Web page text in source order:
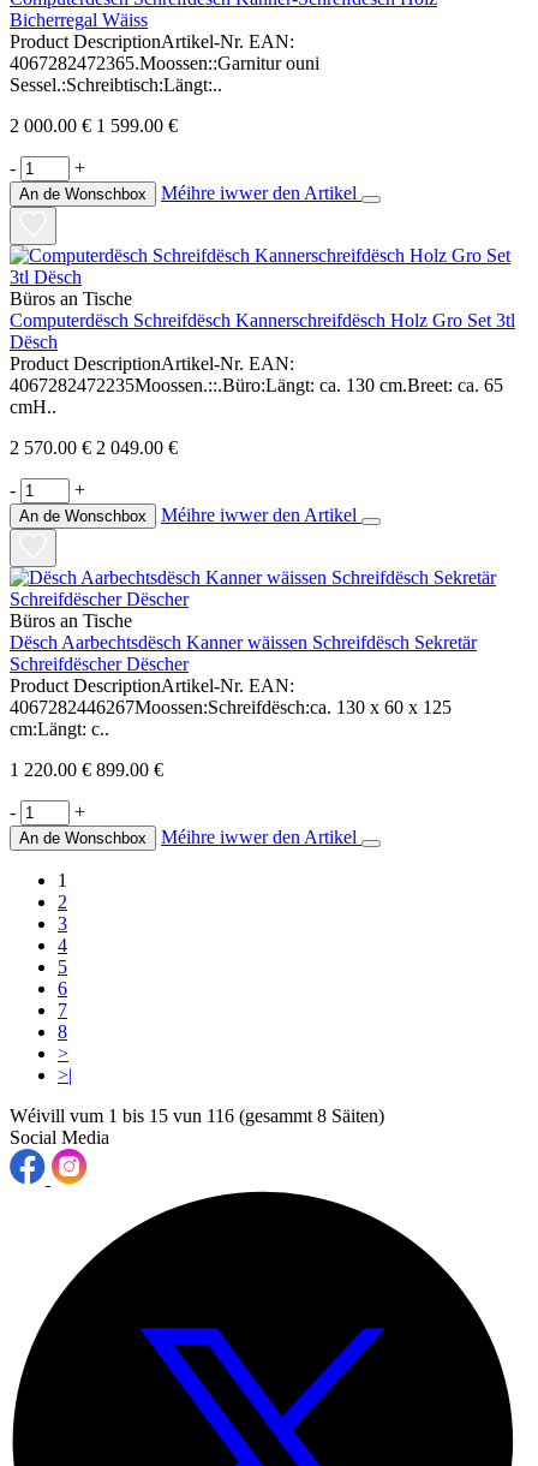
Bicherregal Wäiss
Product DescriptionArtikel-Nr. EAN:
4067282472365.Moossen::Garnitur ouni
Sessel.:Schreibtisch:Längt:..
2 000.00 € 1 599.00 €
- +
An de Wonschbox Méihre iwwer den Artikel
Büros an Tische
Computerdësch Schreifdësch Kannerschreifdësch Holz Gro Set 3tl
Dësch
Product DescriptionArtikel-Nr. EAN:
4067282472235Moossen.::.Büro:Längt: ca. 130 cm.Breet: ca. 65
cmH..
2 570.00 € 2 049.00 €
- +
An de Wonschbox Méihre iwwer den Artikel
Büros an Tische
Dësch Aarbechtsdësch Kanner wäissen Schreifdësch Sekretär
Schreifdëscher Dëscher
Product DescriptionArtikel-Nr. EAN:
4067282446267Moossen:Schreifdësch:ca. 130 x 60 x 125
cm:Längt: c..
1 220.00 € 899.00 €
- +
An de Wonschbox Méihre iwwer den Artikel
1
2
3
4
5
6
7
8
>
>|
Wéivill vum 1 bis 15 vun 116 (gesammt 8 Säiten)
Social Media